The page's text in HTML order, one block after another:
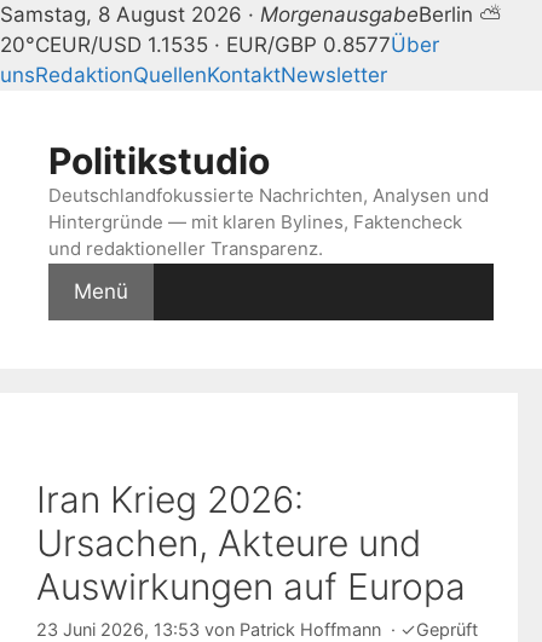
Samstag, 8 August 2026 · MorgenausgabeBerlin ⛅
20°CEUR/USD 1.1535 · EUR/GBP 0.8577Über
unsRedaktionQuellenKontaktNewsletter
springenPolitikstudio
Deutschlandfokussierte Nachrichten, Analysen und
Hintergründe — mit klaren Bylines, Faktencheck
und redaktioneller Transparenz.
Menü
Iran Krieg 2026:
Ursachen, Akteure und
Auswirkungen auf Europa
23 Juni 2026, 13:53 von Patrick Hoffmann · ✓Geprüft